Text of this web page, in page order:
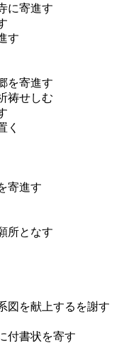
に寄進す
す
を寄進す
祷せしむ
く
寄進す
所となす
図を献上するを謝す
付書状を寄す